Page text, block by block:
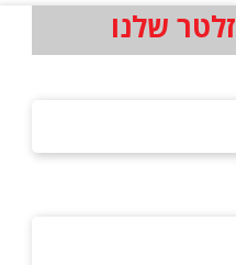
שלנו